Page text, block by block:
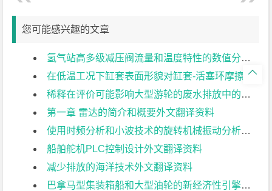
您可能感兴趣的文章
氢气站高多级减压阀流量和温度特性的数值分析外文翻译资料
在低温工况下缸套表面形貌对缸套-活塞环摩擦副摩擦磨损的影响外文翻译资料
稀释在评价可能影响大型游轮的废水排放中的意义外文翻译资料
第一章 雷达的简介和概要外文翻译资料
使用时频分析和小波技术的旋转机械振动分析外文翻译资料
船舶舵机PLC控制设计外文翻译资料
减少排放的海洋技术外文翻译资料
巴拿马型集装箱船和大型油轮的新经济性引擎外文翻译资料
